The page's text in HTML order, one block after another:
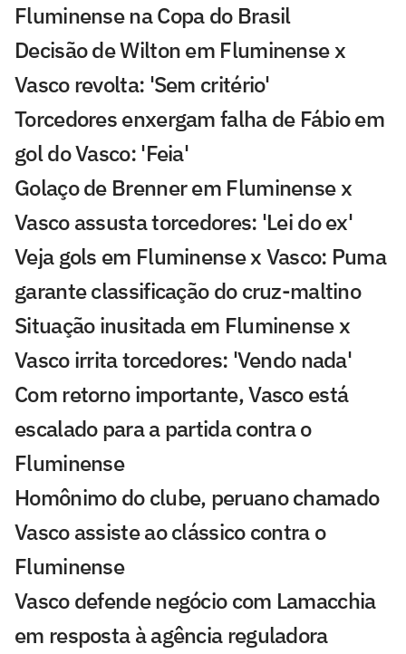
Fluminense na Copa do Brasil
Decisão de Wilton em Fluminense x
Vasco revolta: 'Sem critério'
Torcedores enxergam falha de Fábio em
gol do Vasco: 'Feia'
Golaço de Brenner em Fluminense x
Vasco assusta torcedores: 'Lei do ex'
Veja gols em Fluminense x Vasco: Puma
garante classificação do cruz-maltino
Situação inusitada em Fluminense x
Vasco irrita torcedores: 'Vendo nada'
Com retorno importante, Vasco está
escalado para a partida contra o
Fluminense
Homônimo do clube, peruano chamado
Vasco assiste ao clássico contra o
Fluminense
Vasco defende negócio com Lamacchia
em resposta à agência reguladora